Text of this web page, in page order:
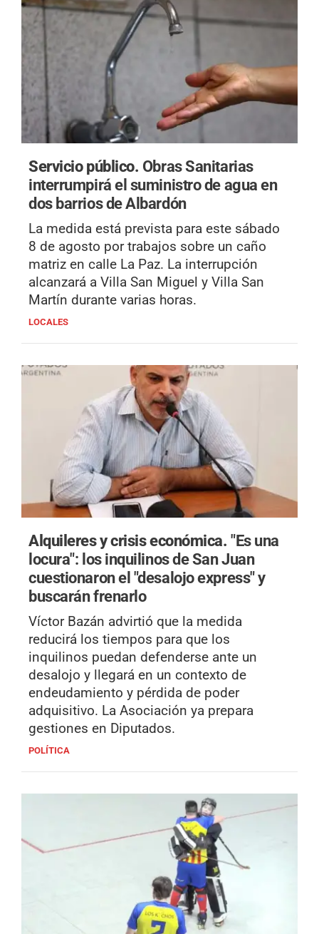
Servicio público. Obras Sanitarias
interrumpirá el suministro de agua en
dos barrios de Albardón
La medida está prevista para este sábado
8 de agosto por trabajos sobre un caño
matriz en calle La Paz. La interrupción
alcanzará a Villa San Miguel y Villa San
Martín durante varias horas.
LOCALES
Alquileres y crisis económica."Es una
locura": los inquilinos de San Juan
cuestionaron el "desalojo express" y
buscarán frenarlo
Víctor Bazán advirtió que la medida
reducirá los tiempos para que los
inquilinos puedan defenderse ante un
desalojo y llegará en un contexto de
endeudamiento y pérdida de poder
adquisitivo. La Asociación ya prepara
gestiones en Diputados.
POLÍTICA